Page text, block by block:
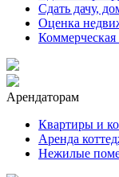
Сдать дачу,
Оценка
Арендаторам
Квартиры и
Аренда
Нежилые